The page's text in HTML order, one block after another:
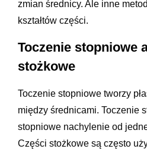
zmian średnicy. Ale inne
kształtów części.
Toczenie stopniowe
stożkowe
Toczenie stopniowe tworzy
między średnicami. Toczenie
stopniowe nachylenie od
Części stożkowe są często